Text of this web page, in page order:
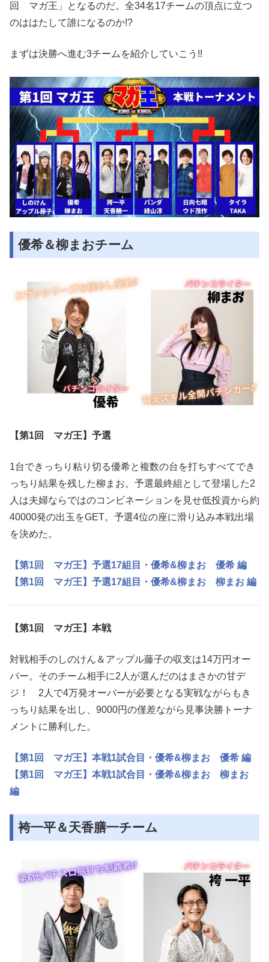
回 マガ王」となるのだ。全34名17チームの頂点に立つ
のははたして誰になるのか!?
まずは決勝へ進む3チームを紹介していこう!!
優希＆柳まおチーム
【第1回 マガ王】予選
1台できっちり粘り切る優希と複数の台を打ちすべてでき
っちり結果を残した柳まお。予選最終組として登場した2
人は夫婦ならではのコンビネーションを見せ低投資から約
40000発の出玉をGET。予選4位の座に滑り込み本戦出場
を決めた。
【第1回 マガ王】予選17組目・優希&柳まお 優希 編
【第1回 マガ王】予選17組目・優希&柳まお 柳まお 編
【第1回 マガ王】本戦
対戦相手のしのけん＆アップル藤子の収支は14万円オー
バー。そのチーム相手に2人が選んだのはまさかの甘デ
ジ！ 2人で4万発オーバーが必要となる実戦ながらもき
っちり結果を出し、9000円の僅差ながら見事決勝トーナ
メントに勝利した。
【第1回 マガ王】本戦1試合目・優希&柳まお 優希 編
【第1回 マガ王】本戦1試合目・優希&柳まお 柳まお
編
袴一平＆天香膳一チーム